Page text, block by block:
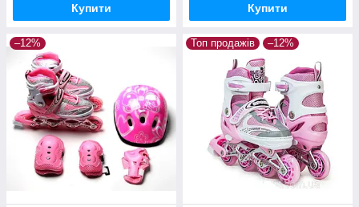
Купити Купити
–12% Топ продажів –12%